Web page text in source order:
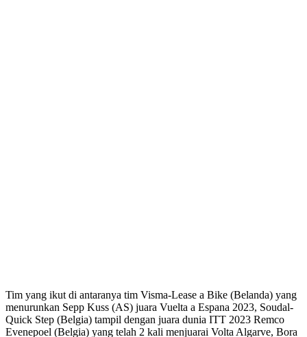
Tim yang ikut di antaranya tim Visma-Lease a Bike (Belanda) yang
menurunkan Sepp Kuss (AS) juara Vuelta a Espana 2023, Soudal-
Quick Step (Belgia) tampil dengan juara dunia ITT 2023 Remco
Evenepoel (Belgia) yang telah 2 kali menjuarai Volta Algarve, Bora